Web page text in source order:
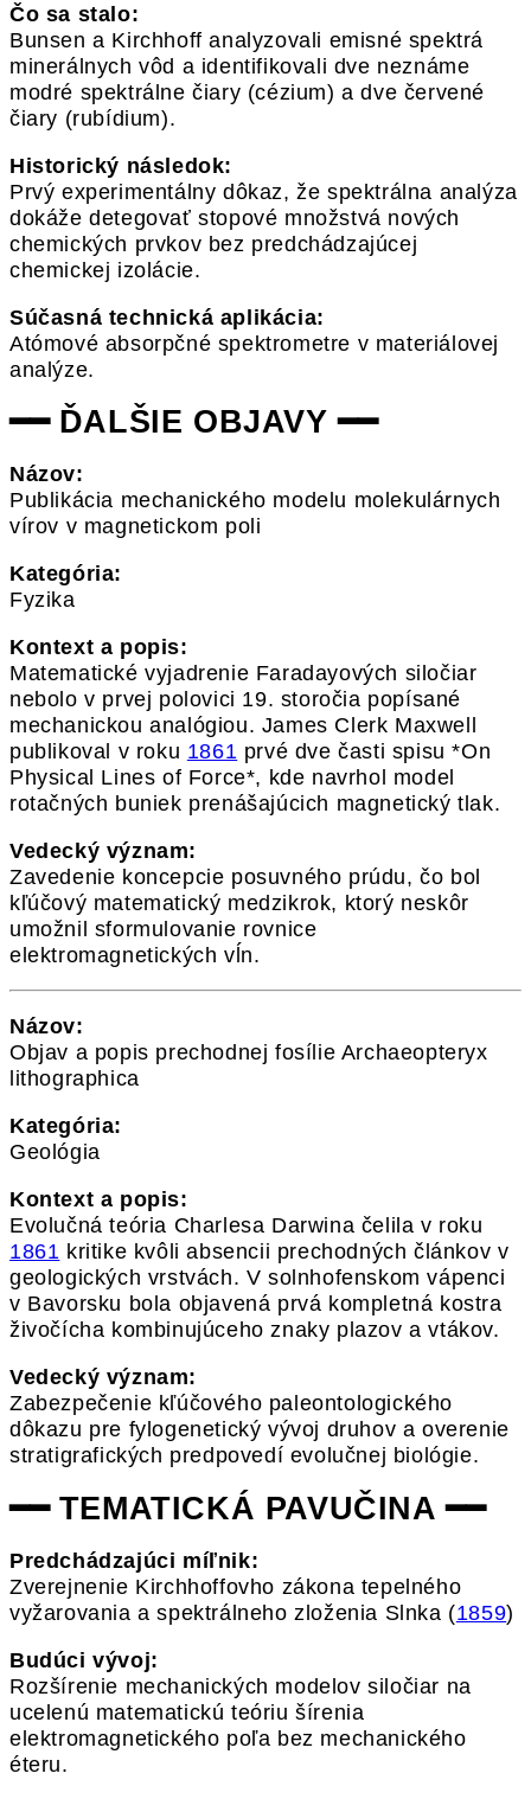
Čo sa stalo:
Bunsen a Kirchhoff analyzovali emisné spektrá
minerálnych vôd a identifikovali dve neznáme
modré spektrálne čiary (cézium) a dve červené
čiary (rubídium).
Historický následok:
Prvý experimentálny dôkaz, že spektrálna analýza
dokáže detegovať stopové množstvá nových
chemických prvkov bez predchádzajúcej
chemickej izolácie.
Súčasná technická aplikácia:
Atómové absorpčné spektrometre v materiálovej
analýze.
━━ ĎALŠIE OBJAVY ━━
Názov:
Publikácia mechanického modelu molekulárnych
vírov v magnetickom poli
Kategória:
Fyzika
Kontext a popis:
Matematické vyjadrenie Faradayových siločiar
nebolo v prvej polovici 19. storočia popísané
mechanickou analógiou. James Clerk Maxwell
publikoval v roku 1861 prvé dve časti spisu *On
Physical Lines of Force*, kde navrhol model
rotačných buniek prenášajúcich magnetický tlak.
Vedecký význam:
Zavedenie koncepcie posuvného prúdu, čo bol
kľúčový matematický medzikrok, ktorý neskôr
umožnil sformulovanie rovnice
elektromagnetických vĺn.
Názov:
Objav a popis prechodnej fosílie Archaeopteryx
lithographica
Kategória:
Geológia
Kontext a popis:
Evolučná teória Charlesa Darwina čelila v roku
1861 kritike kvôli absencii prechodných článkov v
geologických vrstvách. V solnhofenskom vápenci
v Bavorsku bola objavená prvá kompletná kostra
živočícha kombinujúceho znaky plazov a vtákov.
Vedecký význam:
Zabezpečenie kľúčového paleontologického
dôkazu pre fylogenetický vývoj druhov a overenie
stratigrafických predpovedí evolučnej biológie.
━━ TEMATICKÁ PAVUČINA ━━
Predchádzajúci míľnik:
Zverejnenie Kirchhoffovho zákona tepelného
vyžarovania a spektrálneho zloženia Slnka (1859)
Budúci vývoj:
Rozšírenie mechanických modelov siločiar na
ucelenú matematickú teóriu šírenia
elektromagnetického poľa bez mechanického
éteru.